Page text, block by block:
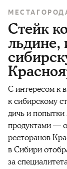
МЕСТА
Стейк
льдине,
С интересом к
к сибирскому
дичь и
продуктами —
ресторанов
в Сибири
за